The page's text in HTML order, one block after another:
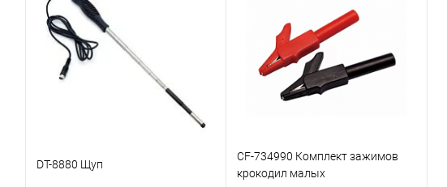
Купить в 1 клик
В избранное
Купить в 1 клик Сравнение
В избранное Под заказ
DT-8880 Щуп
CF-734990 Комплект зажимов
крокодил малых